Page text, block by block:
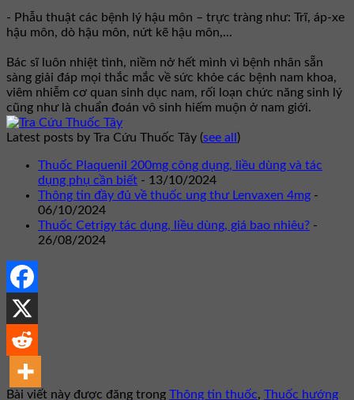
- Phẫu thuật các bệnh lý hậu môn – trực tràng như: Trĩ, áp-xe
hậu môn, dò hậu môn, nứt kẽ hậu môn,...
Bác sĩ luôn nhiệt tình, niềm nở hết mình vì bệnh nhân sẵn
sàng giải đáp mọi thắc mắc về sức khỏe các bệnh nam khoa,
viêm nhiễm cơ quan sinh dục nam, rối loạn chức năng sinh lý
cũng như là chuẩn đoán vô sinh hiếm muộn ở nam giới.
Latest posts by Tra Cứu Thuốc Tây (see all)
Thuốc Plaquenil 200mg công dụng, liều dùng và tác
dụng phụ cần biết - 13/10/2024
Thông tin đầy đủ về thuốc ung thư Lenvaxen 4mg -
06/10/2024
Thuốc Cetrigy tác dụng, liều dùng, giá bao nhiêu? -
26/08/2024
Bài viết này được đăng trong Thông tin thuốc, Thuốc hướng